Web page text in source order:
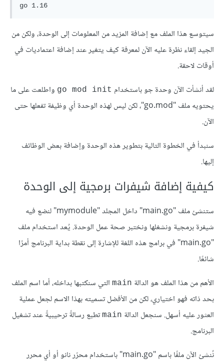
سيتوسع هذا الملف مع إضافة المزيد من المعلومات إلى الوحدة، ولكن من
الجيد إلقاء نظرة عليه الآن لمعرفة كيف يتغير عند إضافة اعتماديات في
أوقات لاحقة.
لقد أنشأت الآن وحدة جو باستخدام go mod init واطلعت على ما
يحتويه ملف "go.mod"، لكن ليس لهذه الوحدة أي وظيفة تفعلها حتى
الآن.
سنبدأ في الخطوة التالية بتطوير هذه الوحدة وإضافة بعض الوظائف
إليها.
كيفية إضافة شيفرات برمجية إلى الوحدة
ستنشئ ملف "main.go" داخل المجلد "mymodule" لنضع فيه
شيفرة برمجية ونشغلها ونختبر صحة عمل الوحدة. يُعد استخدام ملف
"main.go" في برامج هذه اللغة للإشارة إلى نقطة بداية البرنامج أمرًا
شائعًا.
الأهم من هذا الملف هو الدالة main التي سنكتبها بداخله، أما اسم الملف
بحد ذاته فهو اختياري، لكن من الأفضل تسميته بهذا الاسم لجعل عملية
العثور عليه أسهل. سنجعل الدالة main تطبع رسالةً ترحيبيةً عند تشغيل
البرنامج.
نُنشئ الآن ملفًا باسم "main.go" باستخدام محرّر نانو أو أي محرر